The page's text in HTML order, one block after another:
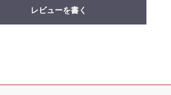
レビューを書く